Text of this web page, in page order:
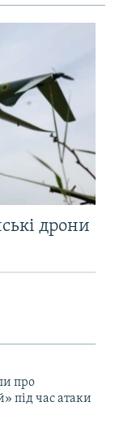
дрони
про
під час атаки